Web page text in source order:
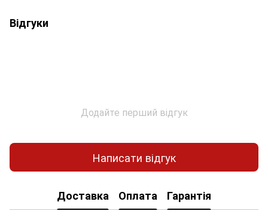
Відгуки
Додайте перший відгук
Написати відгук
Доставка Оплата Гарантія